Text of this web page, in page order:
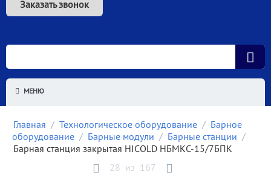
Заказать звонок
МЕНЮ
Главная / Технологическое оборудование / Барное
оборудование / Барные модули / Барные станции /
Барная станция закрытая HICOLD НБМКС-15/7БПК
28 из 167